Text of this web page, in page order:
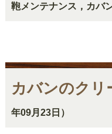
鞄メンテナンス，カバ
カバンのクリ
年09月23日）